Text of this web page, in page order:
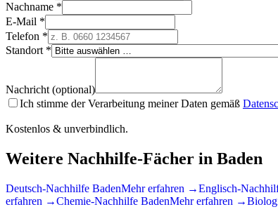
Nachname *
E-Mail *
Telefon *
Standort *
Nachricht (optional)
Ich stimme der Verarbeitung meiner Daten gemäß
Kostenlos & unverbindlich.
Weitere Nachhilfe-Fächer in Baden
Deutsch-Nachhilfe BadenMehr erfahren →Englisch-
erfahren →Chemie-Nachhilfe BadenMehr erfahren →